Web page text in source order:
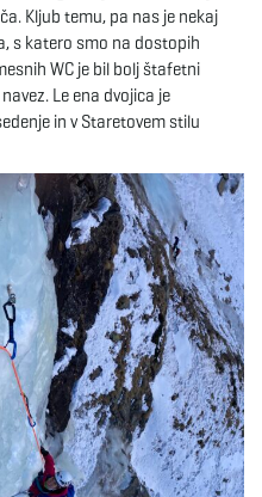
Kljub temu, pa nas je nekaj
s katero smo na dostopih
WC je bil bolj štafetni
Le ena dvojica je
in v Staretovem stilu